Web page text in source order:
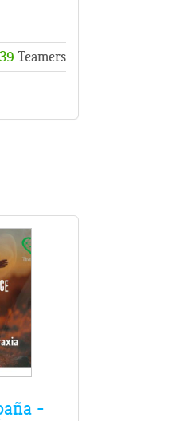
39 Teamers
-